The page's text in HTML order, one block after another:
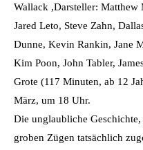
Wallack ,Darsteller: Matthew
Jared Leto, Steve Zahn,
Dunne, Kevin Rankin, Jane
Kim Poon, John Tabler,
Grote (117 Minuten, ab 12
März, um 18 Uhr.
Die unglaubliche
groben Zügen tatsächlich